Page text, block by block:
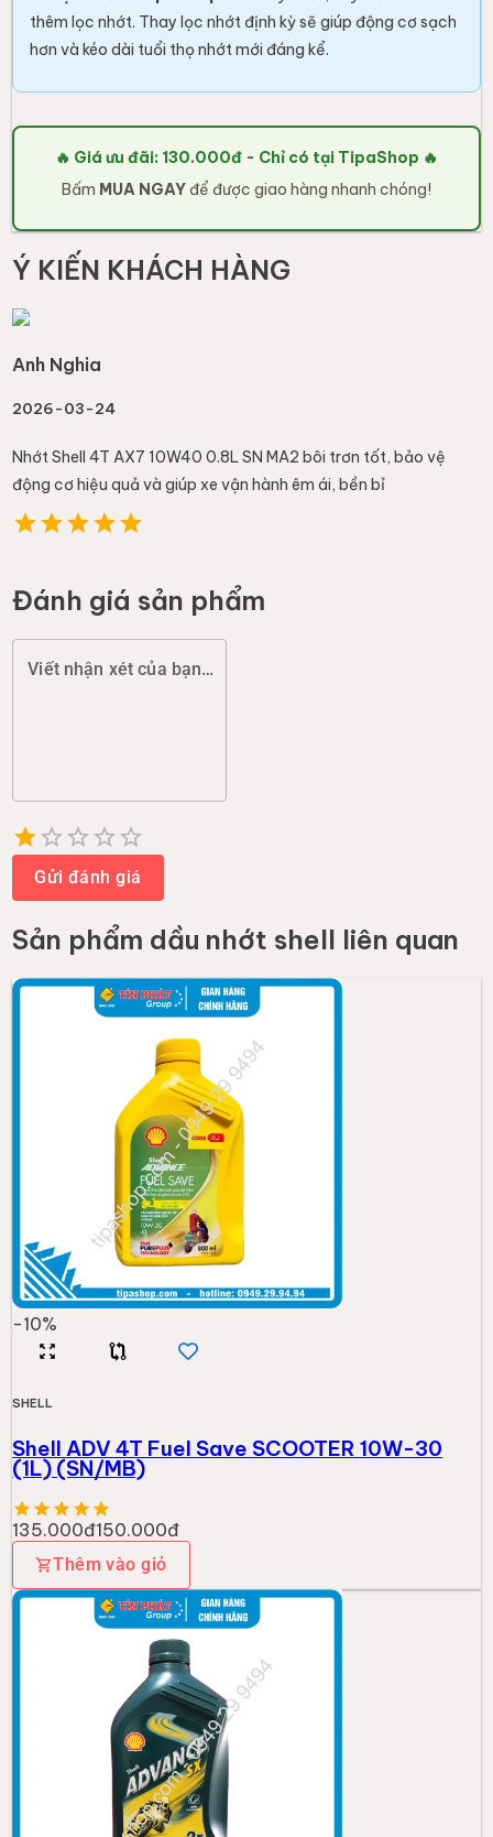
thêm lọc nhớt. Thay lọc nhớt định kỳ sẽ giúp động cơ sạch
hơn và kéo dài tuổi thọ nhớt mới đáng kể.
🔥 Giá ưu đãi: 130.000đ - Chỉ có tại TipaShop 🔥
Bấm MUA NGAY để được giao hàng nhanh chóng!
Ý KIẾN KHÁCH HÀNG
Anh Nghia
2026-03-24
Nhớt Shell 4T AX7 10W40 0.8L SN MA2 bôi trơn tốt, bảo vệ
động cơ hiệu quả và giúp xe vận hành êm ái, bền bỉ
Đánh giá sản phẩm
Viết nhận xét của bạn (chất lượng, đóng gói, giao hàng...)
1 Star
2 Stars
3 Stars
4 Stars
5 Stars
Gửi đánh giá
Sản phẩm dầu nhớt shell liên quan
-10%
SHELL
Shell ADV 4T Fuel Save SCOOTER 10W-30
(1L) (SN/MB)
135.000đ150.000đ
Thêm vào giỏ